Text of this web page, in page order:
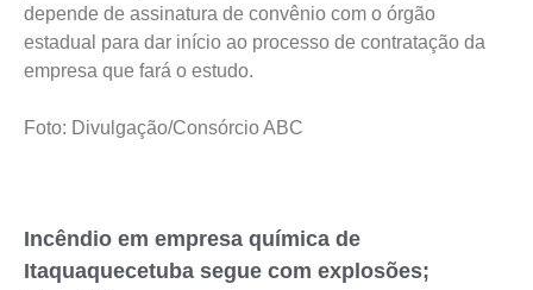
depende de assinatura de convênio com o órgão
estadual para dar início ao processo de contratação da
empresa que fará o estudo.
Foto: Divulgação/Consórcio ABC
Incêndio em empresa química de
Itaquaquecetuba segue com explosões;